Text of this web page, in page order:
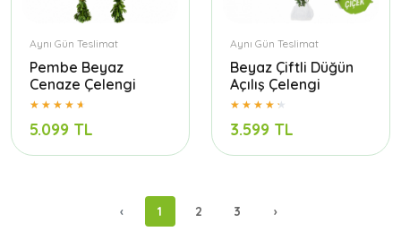
Aynı Gün Teslimat
Pembe Beyaz
Cenaze Çelengi
5.099 TL
Aynı Gün Teslimat
Beyaz Çiftli Düğün
Açılış Çelengi
3.599 TL
‹ 1 2 3 ›